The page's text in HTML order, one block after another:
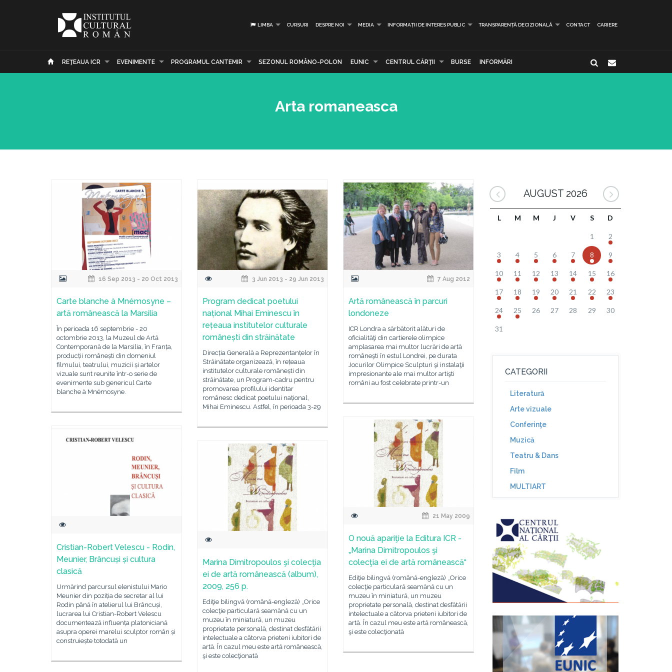
LIMBA CURSURI DESPRE NOI MEDIA INFORMAȚII DE INTERES PUBLIC TRANSPARENȚĂ DECIZIONALĂ CONTACT CARIERE
REŢEAUA ICR EVENIMENTE PROGRAMUL CANTEMIR SEZONUL ROMÂNO-POLON EUNIC CENTRUL CĂRŢII BURSE INFORMĂRI
Arta romaneasca
16 Sep 2013 - 20 Oct 2013
Carte blanche à Mnémosyne –
artă românească la Marsilia
În perioada 16 septembrie - 20
octombrie 2013, la Muzeul de Artă
Contemporană de la Marsilia, în Franța,
producții românești din domeniul
filmului, teatrului, muzicii și artelor
vizuale sunt reunite într-o serie de
evenimente sub genericul Carte
blanche à Mnémosyne.
3 Jun 2013 - 29 Jun 2013
Program dedicat poetului
național Mihai Eminescu în
rețeaua institutelor culturale
românești din străinătate
Direcția Generală a Reprezentanțelor în
Străinătate organizează, în rețeaua
institutelor culturale românești din
străinătate, un Program-cadru pentru
promovarea profilului identitar
românesc dedicat poetului național,
Mihai Eminescu. Astfel, în perioada 3-29
7 Aug 2012
Artă românească în parcuri
londoneze
ICR Londra a sărbătorit alături de
oficialităţi din cartierele olimpice
amplasarea mai multor lucrări de artă
româneşti în estul Londrei, pe durata
Jocurilor Olimpice Sculpturi şi instalaţii
impresionante ale mai multor artişti
români au fost celebrate printr-un
21 May 2009
O nouă apariţie la Editura ICR -
„Marina Dimitropoulos şi
colecţia ei de artă românească“
Ediţie bilingvă (română-engleză) „Orice
colecţie particulară seamănă cu un
muzeu în miniatură, un muzeu
proprietate personală, destinat desfătării
intelectuale a câtorva prieteni iubitori de
artă. În cazul meu este artă românească,
şi este colecţionată
Cristian-Robert Velescu - Rodin,
Meunier, Brâncuși și cultura
clasică
Urmărind parcursul elenistului Mario
Meunier din poziția de secretar al lui
Rodin până în atelierul lui Brâncuși,
lucrarea lui Cristian-Robert Velescu
documentează influența platoniciană
asupra operei marelui sculptor român și
construiește totodată un
Marina Dimitropoulos şi colecţia
ei de artă românească (album),
2009, 256 p.
Ediţie bilingvă (română-engleză) „Orice
colecţie particulară seamănă cu un
muzeu în miniatură, un muzeu
proprietate personală, destinat desfătării
intelectuale a câtorva prieteni iubitori de
artă. În cazul meu este artă românească,
şi este colecţionată
AUGUST 2026
L M M J V S D
1 2
3 4 5 6 7 8 9
10 11 12 13 14 15 16
17 18 19 20 21 22 23
24 25 26 27 28 29 30
31
CATEGORII
Literatură
Arte vizuale
Conferinţe
Muzică
Teatru & Dans
Film
MULTIART